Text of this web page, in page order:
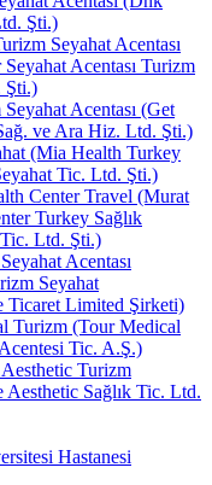
Şti.)
Seyahat Acentası
Acentası Turizm
Şti.)
Acentası (Get
ve Ara Hiz. Ltd. Şti.)
(Mia Health Turkey
Tic. Ltd. Şti.)
Center Travel (Murat
Turkey Sağlık
Ltd. Şti.)
Acentası
Seyahat
Ticaret Limited Şirketi)
Turizm (Tour Medical
Tic. A.Ş.)
Turizm
Aesthetic Sağlık Tic. Ltd.
Hastanesi